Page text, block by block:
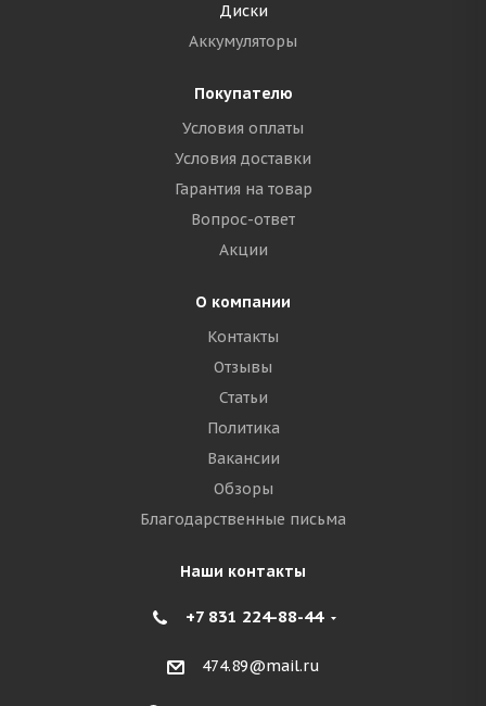
Диски
Аккумуляторы
Покупателю
Условия оплаты
Условия доставки
Гарантия на товар
Вопрос-ответ
Акции
О компании
Контакты
Отзывы
Статьи
Политика
Вакансии
Обзоры
Благодарственные письма
Наши контакты
+7 831 224-88-44
474.89@mail.ru